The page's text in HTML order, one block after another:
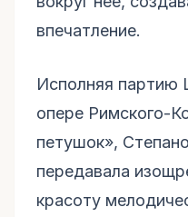
впечатление.
Исполняя партию
опере Римского-
петушок»,
передавала
красоту